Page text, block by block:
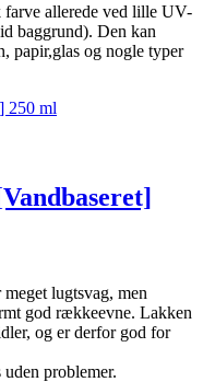
allerede ved lille UV-
baggrund). Den kan
papir,glas og nogle typer
lugtsvag, men
god rækkeevne. Lakken
og er derfor god for
problemer.